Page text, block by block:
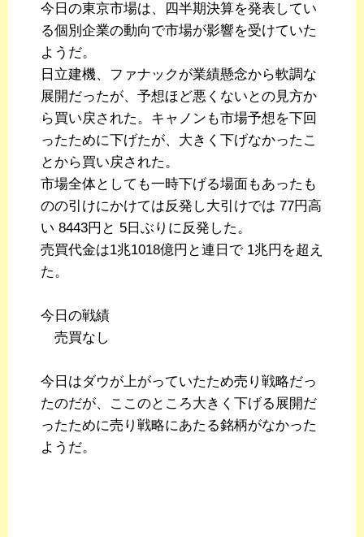
今日の東京市場は、四半期決算を発表してい
る個別企業の動向で市場が影響を受けていた
ようだ。
日立建機、ファナックが業績懸念から軟調な
展開だったが、予想ほど悪くないとの見方か
ら買い戻された。キャノンも市場予想を下回
ったために下げたが、大きく下げなかったこ
とから買い戻された。
市場全体としても一時下げる場面もあったも
のの引けにかけては反発し大引けでは 77円高
い 8443円と 5日ぶりに反発した。
売買代金は1兆1018億円と連日で 1兆円を超え
た。
今日の戦績
売買なし
今日はダウが上がっていたため売り戦略だっ
たのだが、ここのところ大きく下げる展開だ
ったために売り戦略にあたる銘柄がなかった
ようだ。